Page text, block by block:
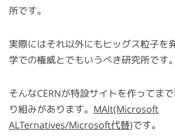
所です。
実際にはそれ以外にもヒッグス粒子を
学での権威とでもいうべき研究所です。
そんなCERNが特設サイトを作ってま
り組みがあります。 MAlt(Microsoft
ALTernatives/Microsoft代替)です。